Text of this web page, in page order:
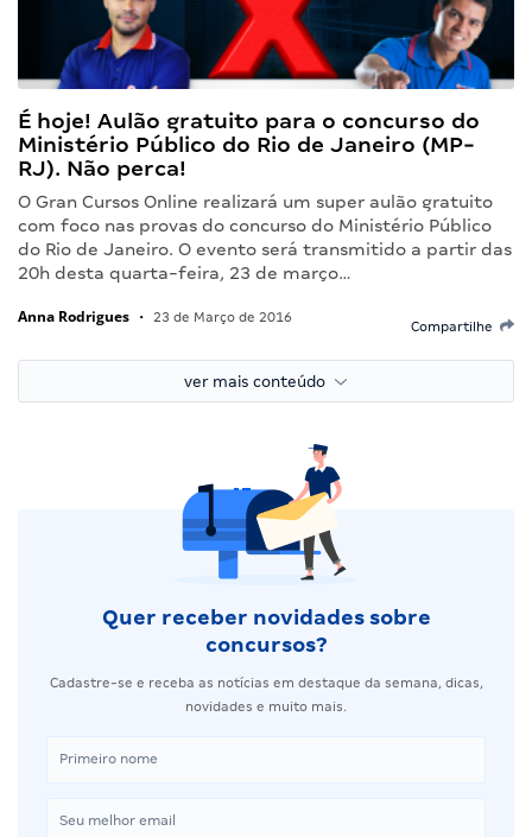
É hoje! Aulão gratuito para o concurso do
Ministério Público do Rio de Janeiro (MP-
RJ). Não perca!
O Gran Cursos Online realizará um super aulão gratuito
com foco nas provas do concurso do Ministério Público
do Rio de Janeiro. O evento será transmitido a partir das
20h desta quarta-feira, 23 de março…
Anna Rodrigues • 23 de Março de 2016
Compartilhe
ver mais conteúdo
Quer receber novidades sobre
concursos?
Cadastre-se e receba as notícias em destaque da semana, dicas,
novidades e muito mais.